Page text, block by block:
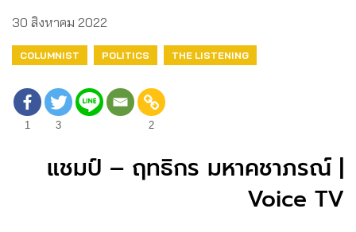
30 สิงหาคม 2022
COLUMNIST POLITICS THE LISTENING
1 3 2
แชมป์ – ฤทธิกร มหาคชาภรณ์ |
Voice TV